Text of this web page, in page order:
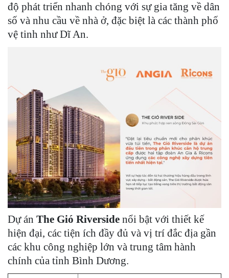
độ phát triển nhanh chóng với sự gia tăng về dân
số và nhu cầu về nhà ở, đặc biệt là các thành phố
vệ tinh như Dĩ An.
Dự án The Gió Riverside nổi bật với thiết kế
hiện đại, các tiện ích đầy đủ và vị trí đắc địa gần
các khu công nghiệp lớn và trung tâm hành
chính của tỉnh Bình Dương.